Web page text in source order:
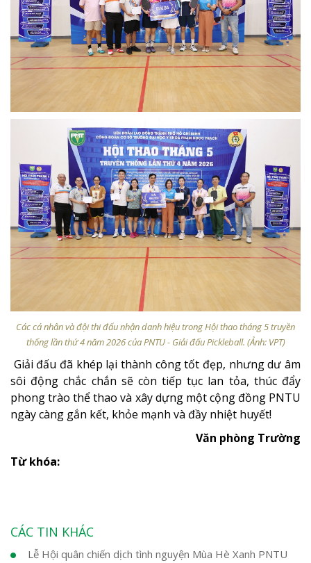
Các cá nhân và đội thi đấu nhận danh hiệu trong Hội thao tháng 5 truyền
thống lần thứ 4 năm 2026 của PNTU - Giải đấu Pickleball. (Ảnh: VPT)
Giải đấu đã khép lại thành công tốt đẹp, nhưng dư âm
sôi động chắc chắn sẽ còn tiếp tục lan tỏa, thúc đẩy
phong trào thể thao và xây dựng một cộng đồng PNTU
ngày càng gắn kết, khỏe mạnh và đầy nhiệt huyết!
Văn phòng Trường
Từ khóa:
CÁC TIN KHÁC
Lễ Hội quân chiến dịch tình nguyện Mùa Hè Xanh PNTU